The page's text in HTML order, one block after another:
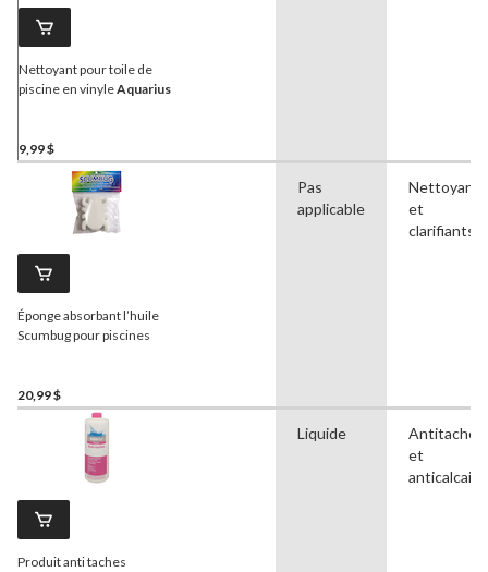
Nettoyant pour toile de
piscine en vinyleAquarius
9,99 $
Éponge absorbant l’huile
Scumbug pour piscines
20,99 $
Pas
applicable
Nettoyants
et
clarifiants
Produit anti taches
Liquide
Antitache
et
anticalcaire